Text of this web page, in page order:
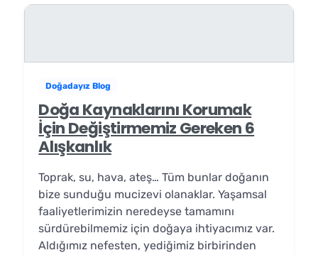
Doğadayız Blog
Doğa Kaynaklarını Korumak
İçin Değiştirmemiz Gereken 6
Alışkanlık
Toprak, su, hava, ateş… Tüm bunlar doğanın
bize sunduğu mucizevi olanaklar. Yaşamsal
faaliyetlerimizin neredeyse tamamını
sürdürebilmemiz için doğaya ihtiyacımız var.
Aldığımız nefesten, yediğimiz birbirinden